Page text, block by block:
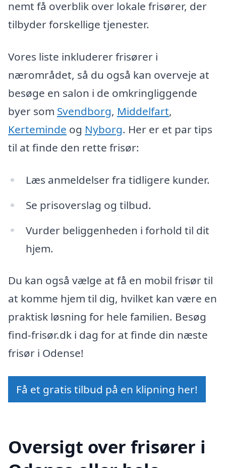
nemt få overblik over lokale frisører, der
tilbyder forskellige tjenester.
Vores liste inkluderer frisører i
nærområdet, så du også kan overveje at
besøge en salon i de omkringliggende
byer som Svendborg, Middelfart,
Kerteminde og Nyborg. Her er et par tips
til at finde den rette frisør:
Læs anmeldelser fra tidligere kunder.
Se prisoverslag og tilbud.
Vurder beliggenheden i forhold til dit
hjem.
Du kan også vælge at få en mobil frisør til
at komme hjem til dig, hvilket kan være en
praktisk løsning for hele familien. Besøg
find-frisør.dk i dag for at finde din næste
frisør i Odense!
Få et gratis tilbud på en klipning her!
Oversigt over frisører i